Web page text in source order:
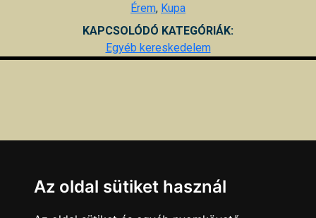
Érem, Kupa
KAPCSOLÓDÓ KATEGÓRIÁK:
Egyéb kereskedelem
Az oldal sütiket használ